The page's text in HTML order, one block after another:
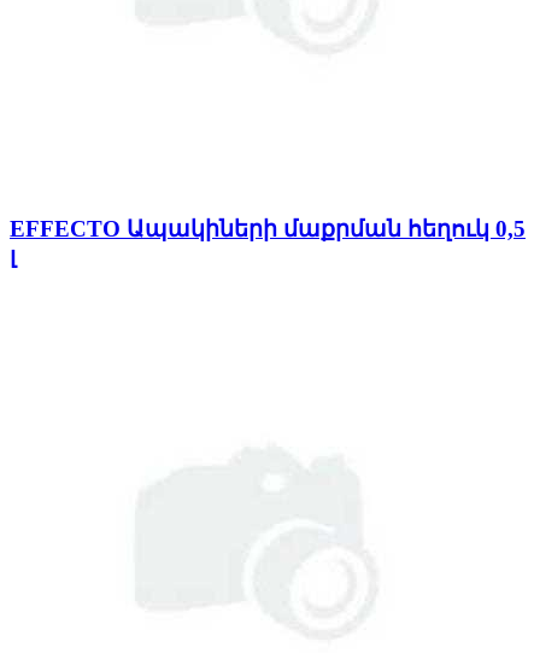
EFFECTO Ապակիների մաքրման հեղուկ 0,5
լ